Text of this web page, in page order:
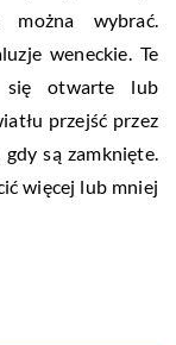
wybrać.
weneckie. Te
się otwarte lub
przejść przez
są zamknięte.
więcej lub mniej